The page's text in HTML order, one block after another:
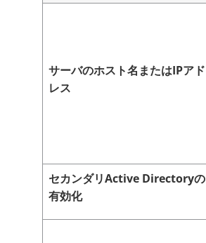
サーバのホスト名またはIPアド
レス
セカンダリActive Directoryの
有効化